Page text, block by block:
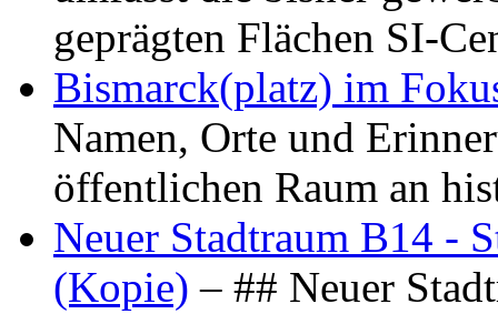
geprägten Flächen SI-
Bismarck(platz) im
Namen, Orte und
öffentlichen Raum an
Neuer Stadtraum B14 -
(Kopie) – ## Neuer